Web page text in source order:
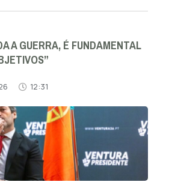
A GUERRA, É FUNDAMENTAL
12:31